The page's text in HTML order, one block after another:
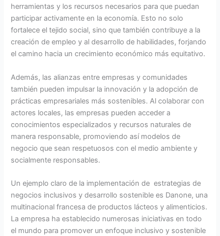
herramientas y los recursos necesarios para que puedan
participar activamente en la economía. Esto no solo
fortalece el tejido social, sino que también contribuye a la
creación de empleo y al desarrollo de habilidades, forjando
el camino hacia un crecimiento económico más equitativo.
Además, las alianzas entre empresas y comunidades
también pueden impulsar la innovación y la adopción de
prácticas empresariales más sostenibles. Al colaborar con
actores locales, las empresas pueden acceder a
conocimientos especializados y recursos naturales de
manera responsable, promoviendo así modelos de
negocio que sean respetuosos con el medio ambiente y
socialmente responsables.
Un ejemplo claro de la implementación de estrategias de
negocios inclusivos y desarrollo sostenible es Danone, una
multinacional francesa de productos lácteos y alimenticios.
La empresa ha establecido numerosas iniciativas en todo
el mundo para promover un enfoque inclusivo y sostenible